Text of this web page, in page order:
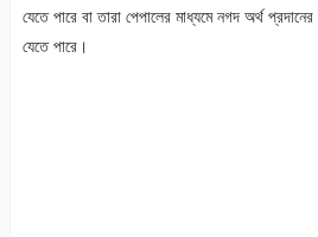
যেতে পারে বা তারা পেপালের মাধ্যমে নগদ অর্থ
যেতে পারে।